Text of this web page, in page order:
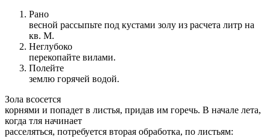
Рано
весной рассыпьте под кустами золу из расчета литр на
кв. М.
Неглубоко
перекопайте вилами.
Полейте
землю горячей водой.
Зола всосется
корнями и попадет в листья, придав им горечь. В начале лета,
когда тля начинает
расселяться, потребуется вторая обработка, по листьям: